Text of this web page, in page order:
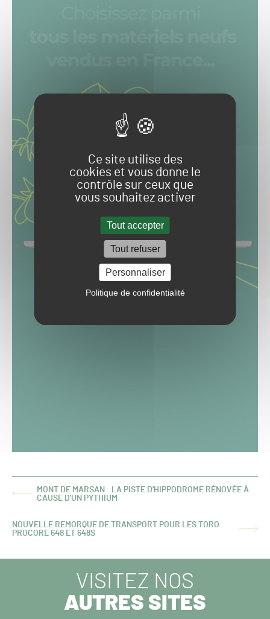
Ce site utilise des
cookies et vous donne le
contrôle sur ceux que
vous souhaitez activer
Tout accepter
Tout refuser
Personnaliser
Politique de confidentialité
ARTICLE
MONT DE MARSAN : LA PISTE D'HIPPODROME RÉNOVÉE À
CAUSE D'UN PYTHIUM
ARTICLE
NOUVELLE REMORQUE DE TRANSPORT POUR LES TORO
PROCORE 648 ET 648S
VISITEZ NOS
AUTRES SITES